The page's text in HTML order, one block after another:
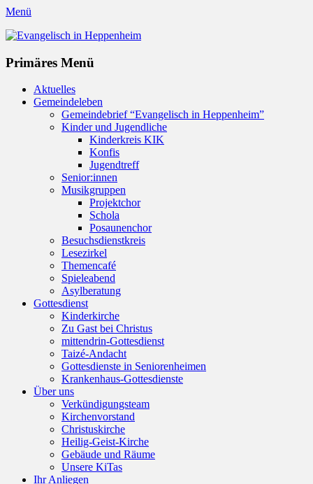
Menü
Evangelisch in Heppenheim
Primäres Menü
Zum
Inhalt
Aktuelles
Gemeindeleben
Gemeindebrief “Evangelisch in Heppenheim”
Kinder und Jugendliche
Kinderkreis KIK
Konfis
Jugendtreff
Senior:innen
Musikgruppen
Projektchor
Schola
Posaunenchor
Besuchsdienstkreis
Lesezirkel
Themencafé
Spieleabend
Asylberatung
Gottesdienst
Kinderkirche
Zu Gast bei Christus
mittendrin-Gottesdienst
Taizé-Andacht
Gottesdienste in Seniorenheimen
Krankenhaus-Gottesdienste
Über uns
Verkündigungsteam
Kirchenvorstand
Christuskirche
Heilig-Geist-Kirche
Gebäude und Räume
Unsere KiTas
Ihr Anliegen